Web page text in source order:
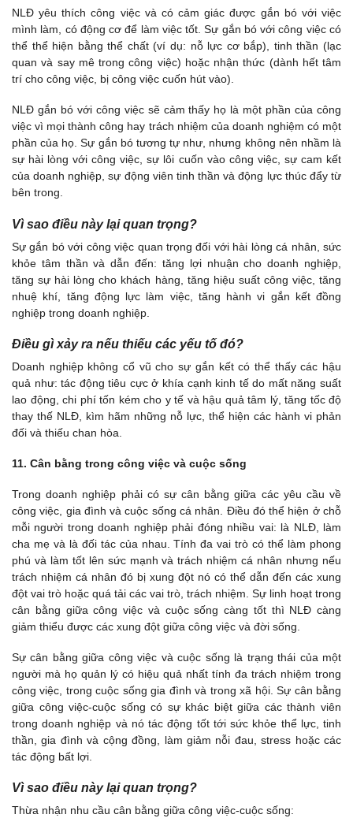
NLĐ yêu thích công việc và có cảm giác được gắn bó với việc
mình làm, có động cơ để làm việc tốt. Sự gắn bó với công việc có
thể thể hiện bằng thể chất (ví dụ: nỗ lực cơ bắp), tinh thần (lạc
quan và say mê trong công việc) hoặc nhận thức (dành hết tâm
trí cho công việc, bị công việc cuốn hút vào).
NLĐ gắn bó với công việc sẽ cảm thấy họ là một phần của công
việc vì mọi thành công hay trách nhiệm của doanh nghiệm có một
phần của họ. Sự gắn bó tương tự như, nhưng không nên nhầm là
sự hài lòng với công việc, sự lôi cuốn vào công việc, sự cam kết
của doanh nghiệp, sự động viên tinh thần và động lực thúc đẩy từ
bên trong.
Vì sao điều này lại quan trọng?
Sự gắn bó với công việc quan trọng đối với hài lòng cá nhân, sức
khỏe tâm thần và dẫn đến: tăng lợi nhuận cho doanh nghiệp,
tăng sự hài lòng cho khách hàng, tăng hiệu suất công việc, tăng
nhuệ khí, tăng động lực làm việc, tăng hành vi gắn kết đồng
nghiệp trong doanh nghiệp.
Điều gì xảy ra nếu thiếu các yếu tố đó?
Doanh nghiệp không cổ vũ cho sự gắn kết có thể thấy các hậu
quả như: tác động tiêu cực ở khía cạnh kinh tế do mất năng suất
lao động, chi phí tốn kém cho y tế và hậu quả tâm lý, tăng tốc độ
thay thế NLĐ, kìm hãm những nỗ lực, thể hiện các hành vi phản
đối và thiếu chan hòa.
11. Cân bằng trong công việc và cuộc sống
Trong doanh nghiệp phải có sự cân bằng giữa các yêu cầu về
công việc, gia đình và cuộc sống cá nhân. Điều đó thể hiện ở chỗ
mỗi người trong doanh nghiệp phải đóng nhiều vai: là NLĐ, làm
cha mẹ và là đối tác của nhau. Tính đa vai trò có thể làm phong
phú và làm tốt lên sức mạnh và trách nhiệm cá nhân nhưng nếu
trách nhiệm cá nhân đó bị xung đột nó có thể dẫn đến các xung
đột vai trò hoặc quá tải các vai trò, trách nhiệm. Sự linh hoạt trong
cân bằng giữa công việc và cuộc sống càng tốt thì NLĐ càng
giảm thiểu được các xung đột giữa công việc và đời sống.
Sự cân bằng giữa công việc và cuộc sống là trạng thái của một
người mà họ quản lý có hiệu quả nhất tính đa trách nhiệm trong
công việc, trong cuộc sống gia đình và trong xã hội. Sự cân bằng
giữa công việc-cuộc sống có sự khác biệt giữa các thành viên
trong doanh nghiệp và nó tác động tốt tới sức khỏe thể lực, tinh
thần, gia đình và cộng đồng, làm giảm nỗi đau, stress hoặc các
tác động bất lợi.
Vì sao điều này lại quan trọng?
Thừa nhận nhu cầu cân bằng giữa công việc-cuộc sống: